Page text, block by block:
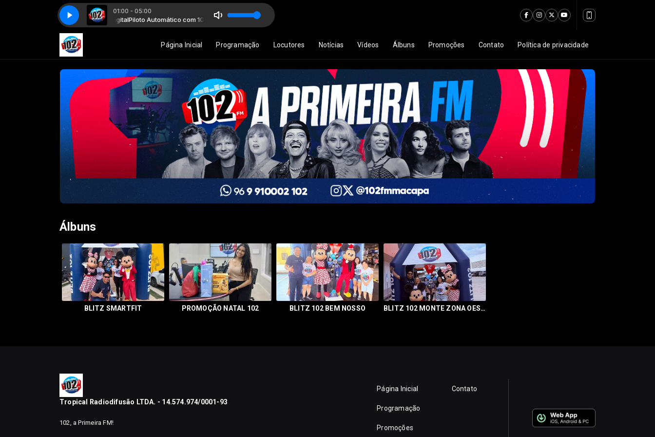
01:00 - 05:00
Piloto Automático com 102 FM DigitalPiloto Automático com 102 FM Digital
Página Inicial Programação Locutores Notícias Vídeos Álbuns Promoções Contato Política de privacidade
Álbuns
BLITZ SMARTFIT PROMOÇÃO NATAL 102 BLITZ 102 BEM NOSSO BLITZ 102 MONTE ZONA OESTE
Tropical Radiodifusão LTDA. - 14.574.974/0001-93
102, a Primeira FM!
Página Inicial
Programação
Promoções
Contato